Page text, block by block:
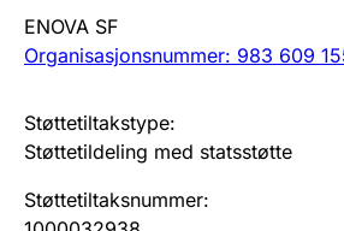
Jeger
Ektepaktveileder
ENOVA SF
Organisasjonsnummer: 983 609
Støttetiltakstype:
Støttetildeling med statsstøtte
Støttetiltaksnummer: